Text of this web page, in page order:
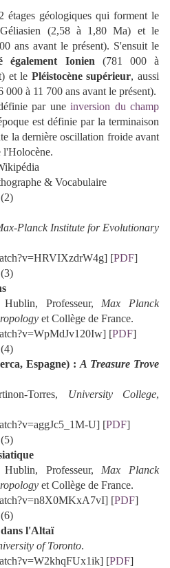
étages géologiques qui forment le
(2,58 à 1,80 Ma) et le
ans avant le présent). S'ensuit le
également Ionien (781 000 à
et le Pléistocène supérieur, aussi
000 à 11 700 ans avant le présent).
par une inversion du champ
est définie par la terminaison
la dernière oscillation froide avant
l'Holocène.
& Vocabulaire
(2)
Planck Institute for Evolutionary
[PDF]
(3)
Hublin, Professeur, Max Planck
et Collège de France.
[PDF]
(4)
Espagne) : A Treasure Trove
Torres, University College,
U] [PDF]
(5)
Hublin, Professeur, Max Planck
et Collège de France.
[PDF]
(6)
dans l'Altaï
of Toronto.
[PDF]